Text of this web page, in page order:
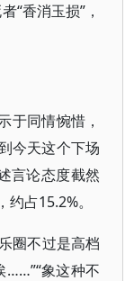
“香消玉损”，
于同情惋惜，
今天这个下场
言论态度截然
占15.2%。
圈不过是高档
……”“象这种不